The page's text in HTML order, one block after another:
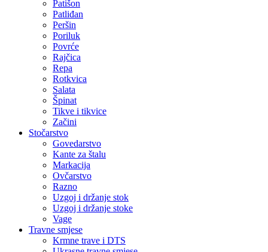
Patišon
Patliđan
Peršin
Poriluk
Povrće
Rajčica
Repa
Rotkvica
Salata
Špinat
Tikve i tikvice
Začini
Stočarstvo
Govedarstvo
Kante za štalu
Markacija
Ovčarstvo
Razno
Uzgoj i držanje stok
Uzgoj i držanje stoke
Vage
Travne smjese
Krmne trave i DTS